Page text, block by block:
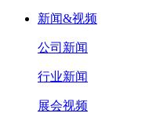
新闻&视频
公司新闻
行业新闻
展会视频